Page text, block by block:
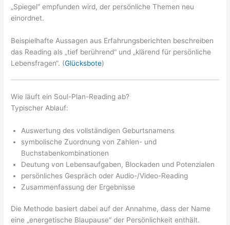
„Spiegel“ empfunden wird, der persönliche Themen neu
einordnet.
Beispielhafte Aussagen aus Erfahrungsberichten beschreiben
das Reading als „tief berührend“ und „klärend für persönliche
Lebensfragen“. (Glücksbote)
Wie läuft ein Soul-Plan-Reading ab?
Typischer Ablauf:
Auswertung des vollständigen Geburtsnamens
symbolische Zuordnung von Zahlen- und
Buchstabenkombinationen
Deutung von Lebensaufgaben, Blockaden und Potenzialen
persönliches Gespräch oder Audio-/Video-Reading
Zusammenfassung der Ergebnisse
Die Methode basiert dabei auf der Annahme, dass der Name
eine „energetische Blaupause“ der Persönlichkeit enthält.